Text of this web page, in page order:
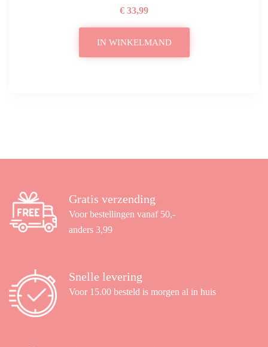
€ 33,99
IN WINKELMAND
Gratis verzending
Voor bestellingen vanaf 50,-
anders 3,99
Snelle levering
Voor 15.00 besteld is morgen al in huis